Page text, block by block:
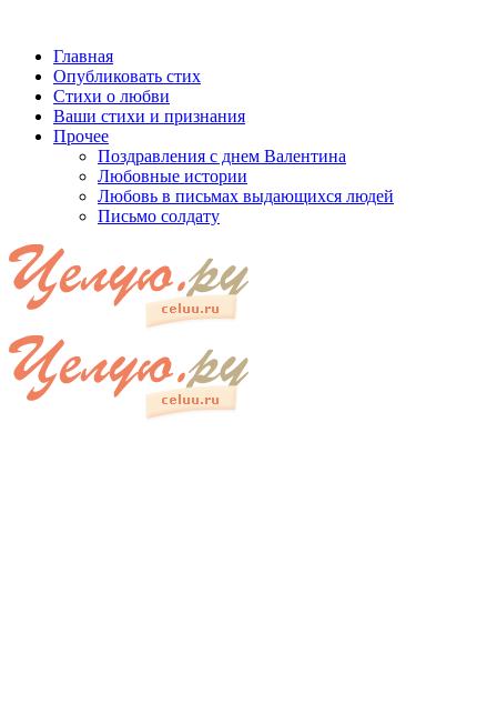
Главная
Опубликовать стих
Стихи о любви
Ваши стихи и признания
Прочее
Поздравления с днем Валентина
Любовные истории
Любовь в письмах выдающихся людей
Письмо солдату